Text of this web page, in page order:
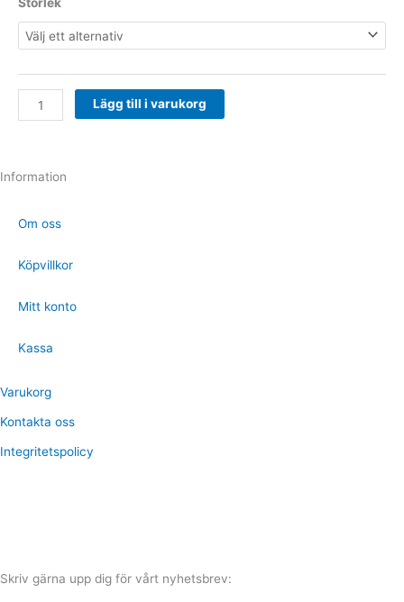
var:
899 kr.
är:
i
svart
mängd
Lägg till i varukorg
Information
Om oss
Köpvillkor
Mitt konto
Kassa
Varukorg
Kontakta oss
Integritetspolicy
Skriv gärna upp dig för vårt nyhetsbrev: